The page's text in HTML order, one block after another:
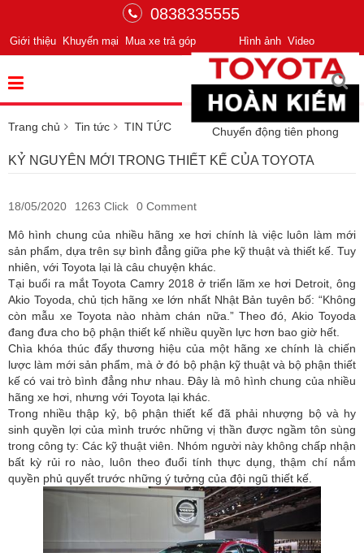
0838335555
Hình ảnh Video
Giới thiệu Khuyến mại Mua xe trả góp
Chuyển động tiên phong
Trang chủ Tin tức TIN TỨC
KỶ NGUYÊN MỚI TRONG THIẾT KẾ CỦA TOYOTA
18/05/2020 1263 Click 0 Comment
Mô hình chung của nhiều hãng xe hơi chính là việc luôn làm mới
sản phẩm, dựa trên sự bình đẳng giữa phe kỹ thuật và thiết kế. Tuy
nhiên, với Toyota lại là câu chuyện khác.
Tại buổi ra mắt Toyota Camry 2018 ở triển lãm xe hơi Detroit, ông
Akio Toyoda, chủ tịch hãng xe lớn nhất Nhật Bản tuyên bố: “Không
còn mẫu xe Toyota nào nhàm chán nữa.” Theo đó, Akio Toyoda
đang đưa cho bộ phận thiết kế nhiều quyền lực hơn bao giờ hết.
Chìa khóa thúc đẩy thương hiệu của một hãng xe chính là chiến
lược làm mới sản phẩm, mà ở đó bộ phận kỹ thuật và bộ phận thiết
kế có vai trò bình đẳng như nhau. Đây là mô hình chung của nhiều
hãng xe hơi, nhưng với Toyota lại khác.
Trong nhiều thập kỷ, bộ phận thiết kế đã phải nhượng bộ và hy
sinh quyền lợi của mình trước những vị thần được ngầm tôn sùng
trong công ty: Các kỹ thuật viên. Nhóm người này không chấp nhận
bất kỳ rủi ro nào, luôn theo đuổi tính thực dụng, thậm chí nắm
quyền phủ quyết trước những ý tưởng của đội ngũ thiết kế.